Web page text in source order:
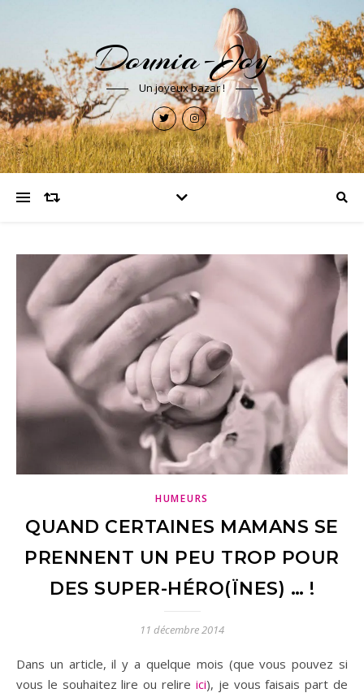
Dounia-Joy
Un joyeux bazar !
HUMEURS
QUAND CERTAINES MAMANS SE
PRENNENT UN PEU TROP POUR
DES SUPER-HÉRO(ÏNES) … !
11 décembre 2014
Dans un article, il y a quelque mois (que vous pouvez si
vous le souhaitez lire ou relire ici), je vous faisais part de